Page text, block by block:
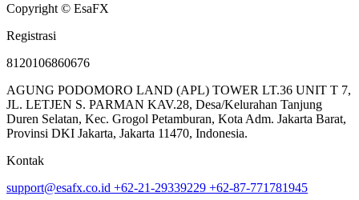
Copyright © EsaFX
Registrasi
8120106860676
AGUNG PODOMORO LAND (APL) TOWER LT.36 UNIT T 7,
JL. LETJEN S. PARMAN KAV.28, Desa/Kelurahan Tanjung
Duren Selatan, Kec. Grogol Petamburan, Kota Adm. Jakarta Barat,
Provinsi DKI Jakarta, Jakarta 11470, Indonesia.
Kontak
support@esafx.co.id +62-21-29339229 +62-87-771781945